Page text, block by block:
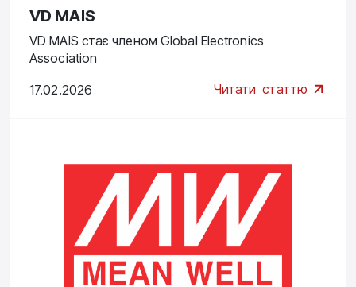
VD MAIS
VD MAIS стає членом Global Electronics
Association
17.02.2026 Читати статтю